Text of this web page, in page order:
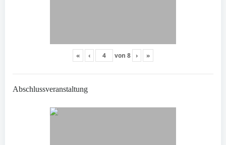
« ‹ von 8 › »
Abschlussveranstaltung